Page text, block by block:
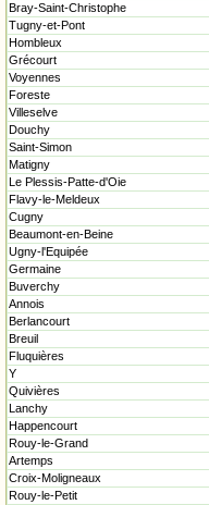
Bray-Saint-Christophe
Tugny-et-Pont
Hombleux
Grécourt
Voyennes
Foreste
Villeselve
Douchy
Saint-Simon
Matigny
Le Plessis-Patte-d'Oie
Flavy-le-Meldeux
Cugny
Beaumont-en-Beine
Ugny-l'Equipée
Germaine
Buverchy
Annois
Berlancourt
Breuil
Fluquières
Y
Quivières
Lanchy
Happencourt
Rouy-le-Grand
Artemps
Croix-Moligneaux
Rouy-le-Petit